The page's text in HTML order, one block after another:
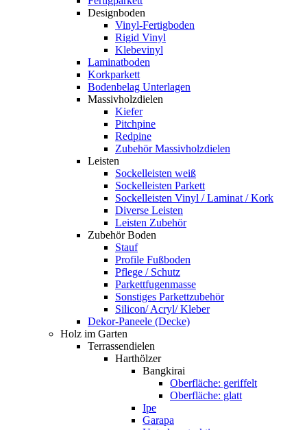
Designboden
Vinyl-Fertigboden
Rigid Vinyl
Klebevinyl
Laminatboden
Korkparkett
Bodenbelag Unterlagen
Massivholzdielen
Kiefer
Pitchpine
Redpine
Zubehör Massivholzdielen
Leisten
Sockelleisten weiß
Sockelleisten Parkett
Sockelleisten Vinyl / Laminat / Kork
Diverse Leisten
Leisten Zubehör
Zubehör Boden
Stauf
Profile Fußboden
Pflege / Schutz
Parkettfugenmasse
Sonstiges Parkettzubehör
Silicon/ Acryl/ Kleber
Dekor-Paneele (Decke)
Holz im Garten
Terrassendielen
Harthölzer
Bangkirai
Oberfläche: geriffelt
Oberfläche: glatt
Ipe
Garapa